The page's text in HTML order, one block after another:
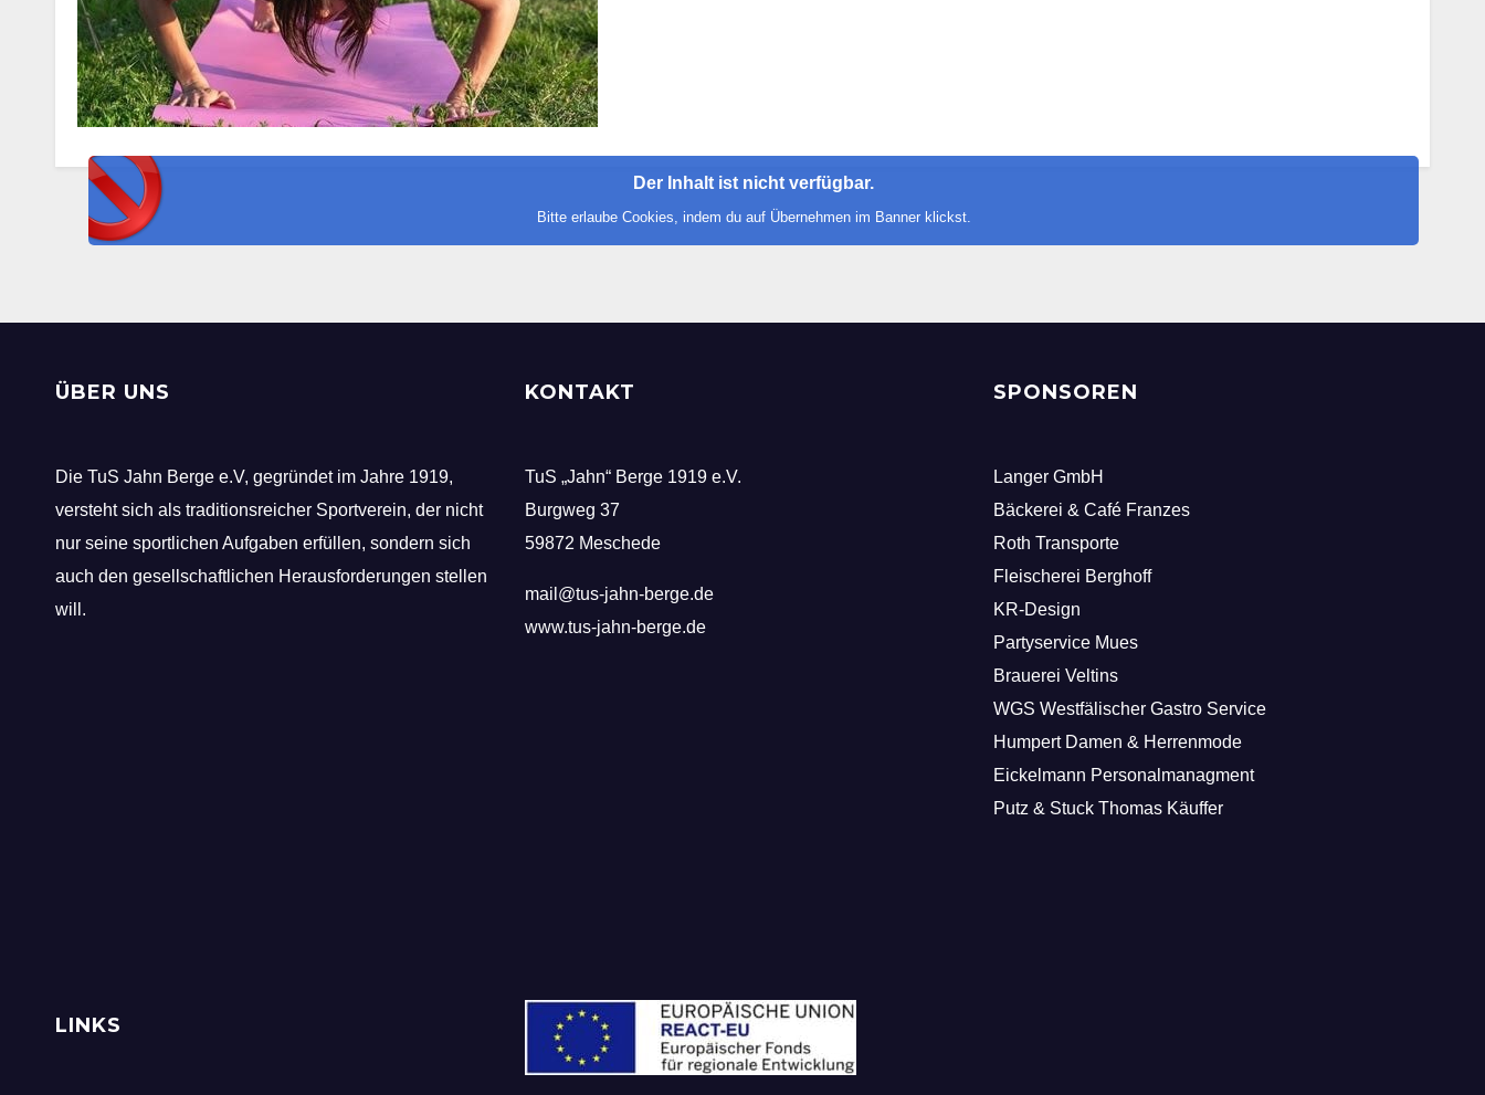
Der Inhalt ist nicht verfügbar.
Bitte erlaube Cookies, indem du auf Übernehmen im Banner klickst.
ÜBER UNS
Die TuS Jahn Berge e.V, gegründet im Jahre 1919,
versteht sich als traditionsreicher Sportverein, der nicht
nur seine sportlichen Aufgaben erfüllen, sondern sich
auch den gesellschaftlichen Herausforderungen stellen
will.
KONTAKT
TuS „Jahn“ Berge 1919 e.V.
Burgweg 37
59872 Meschede
mail@tus-jahn-berge.de
www.tus-jahn-berge.de
SPONSOREN
Langer GmbH
Bäckerei & Café Franzes
Roth Transporte
Fleischerei Berghoff
KR-Design
Partyservice Mues
Brauerei Veltins
WGS Westfälischer Gastro Service
Humpert Damen & Herrenmode
Eickelmann Personalmanagment
Putz & Stuck Thomas Käuffer
LINKS